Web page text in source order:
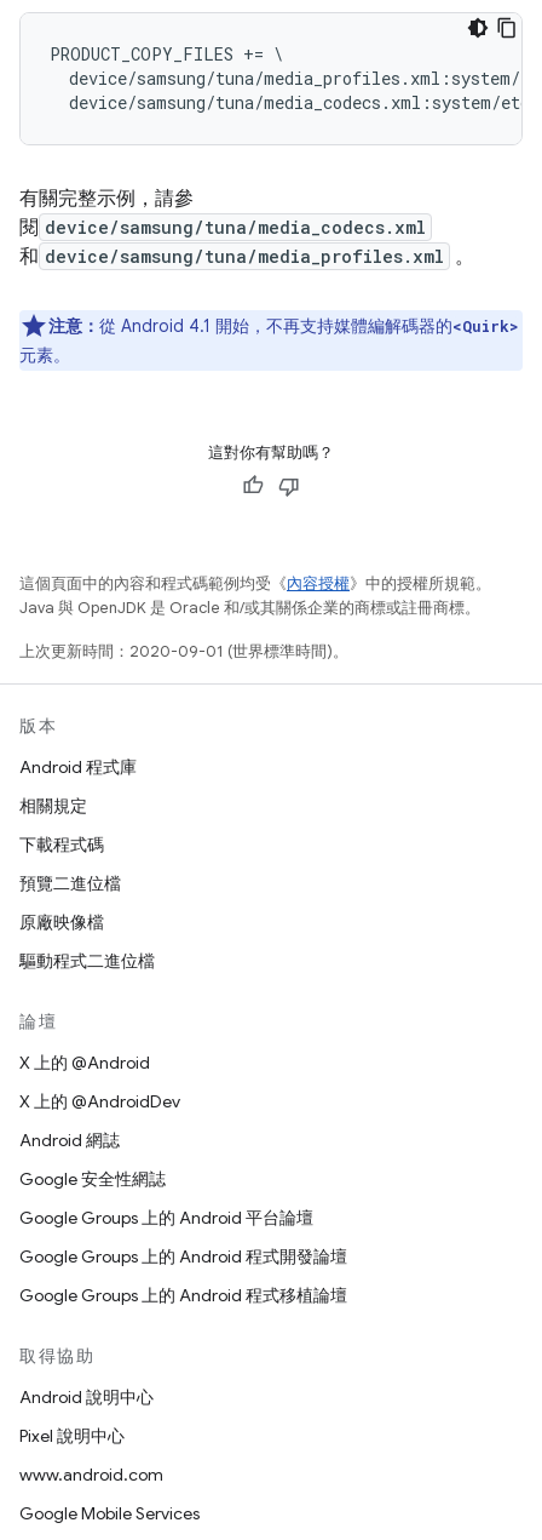
PRODUCT_COPY_FILES += \
device/samsung/tuna/media_profiles.xml:system/
有關完整示例，請參
閱 device/samsung/tuna/media_codecs.xml
和 device/samsung/tuna/media_profiles.xml 。
注意： 從 Android 4.1 開始，不再支持媒體編解碼器的<Quirk>
元素。
這對你有幫助嗎？
這個頁面中的內容和程式碼範例均受《內容授權》中的授權所規範。
Java 與 OpenJDK 是 Oracle 和/或其關係企業的商標或註冊商標。
上次更新時間：2020-09-01 (世界標準時間)。
版本
Android 程式庫
相關規定
下載程式碼
預覽二進位檔
原廠映像檔
驅動程式二進位檔
論壇
X 上的 @Android
X 上的 @AndroidDev
Android 網誌
Google 安全性網誌
Google Groups 上的 Android 平台論壇
Google Groups 上的 Android 程式開發論壇
Google Groups 上的 Android 程式移植論壇
取得協助
Android 說明中心
Pixel 說明中心
www.android.com
Google Mobile Services